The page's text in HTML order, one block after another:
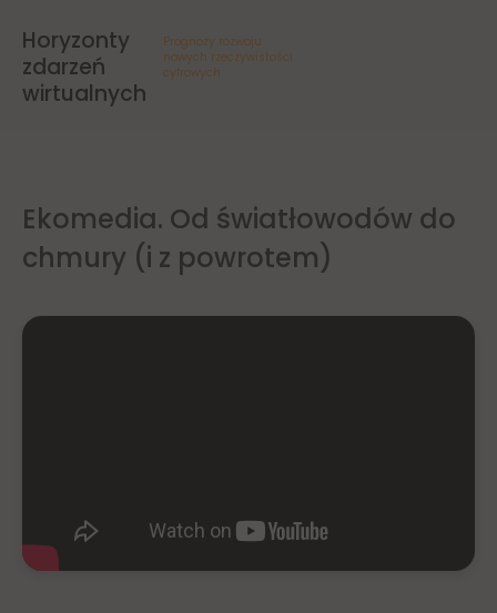
Horyzonty
zdarzeń
wirtualnych
Prognozy rozwoju
nowych rzeczywistości
cyfrowych
Ekomedia. Od światłowodów do
chmury (i z powrotem)